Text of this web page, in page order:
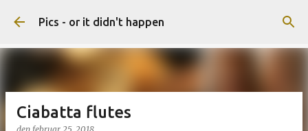
Gå videre til hovedindholdet
Pics - or it didn't happen
Ciabatta flutes